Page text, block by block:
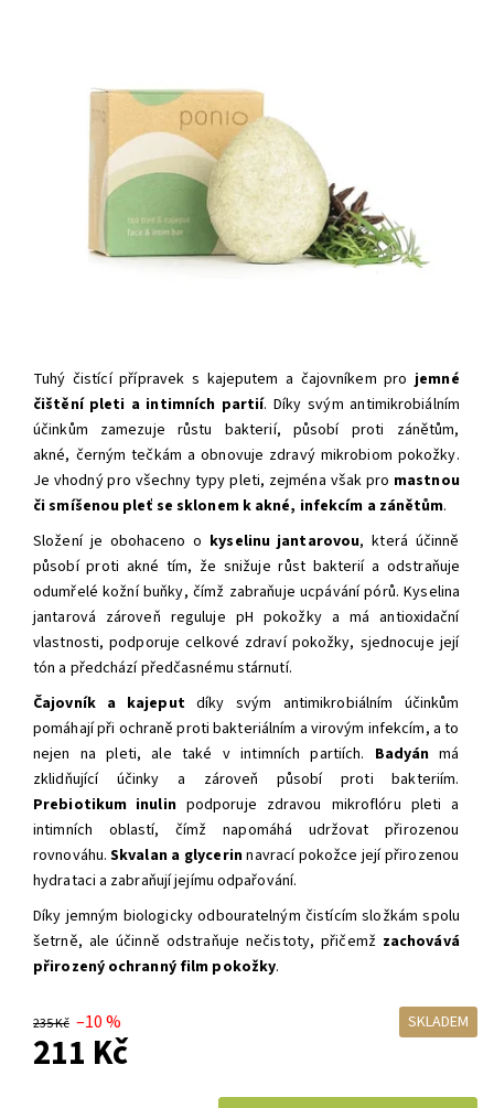
Tuhý čistící přípravek s kajeputem a čajovníkem projemné
čištění pleti a intimních partií. Díky svým antimikrobiálním
účinkům zamezuje růstu bakterií, působí proti zánětům,
akné, černým tečkám a obnovuje zdravý mikrobiom pokožky.
Je vhodný pro všechnytypy pleti, zejména však pro mastnou
či smíšenou pleť se sklonem k akné, infekcím a zánětům.
Složení je obohaceno o kyselinu jantarovou, která účinně
působí proti akné tím, že snižuje růst bakterií a odstraňuje
odumřelé kožní buňky, čímž zabraňuje ucpávání pórů. Kyselina
jantarová zároveň reguluje pH pokožky a má antioxidační
vlastnosti, podporuje celkové zdraví pokožky, sjednocuje její
tón a předchází předčasnému stárnutí.
Čajovník a kajeputdíky svým antimikrobiálním účinkům
pomáhají při ochraně proti bakteriálním a virovým infekcím, a to
nejen na pleti, ale také v intimních partiích. Badyán má
zklidňující účinky a zároveň působí proti bakteriím.
Prebiotikum inulinpodporuje zdravou mikroflóru pleti a
intimních oblastí, čímž napomáhá udržovat přirozenou
rovnováhu.Skvalan a glycerinnavrací pokožce její přirozenou
hydrataci a zabraňují jejímu odpařování.
Díky jemným biologicky odbouratelným čistícím složkám spolu
šetrně, ale účinně odstraňuje nečistoty, přičemž zachovává
přirozený ochranný film pokožky.
235 Kč –10 % SKLADEM
211 Kč